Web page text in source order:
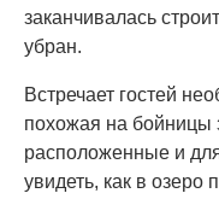
заканчивалась
убран.
Встречает гостей
похожая на бойницы
расположенные и
увидеть, как в